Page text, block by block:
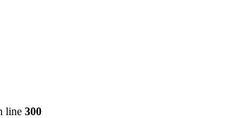
line 300